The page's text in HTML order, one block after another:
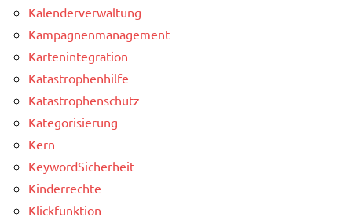
Kalenderverwaltung
Kampagnenmanagement
Kartenintegration
Katastrophenhilfe
Katastrophenschutz
Kategorisierung
Kern
KeywordSicherheit
Kinderrechte
Klickfunktion